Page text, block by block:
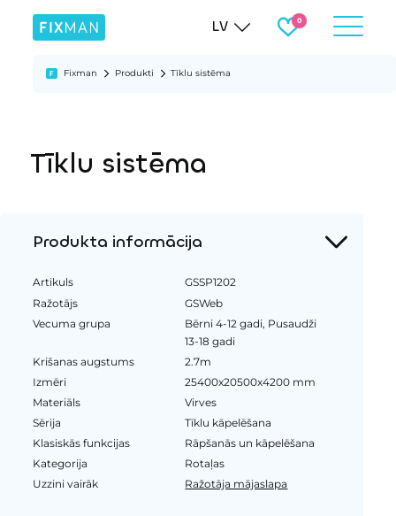
LV
Fixman Produkti Tīklu sistēma
Tīklu sistēma
Produkta informācija
Artikuls
GSSP1202
Ražotājs
GSWeb
Vecuma grupa
Bērni 4-12 gadi, Pusaudži
13-18 gadi
Krišanas augstums
2.7m
Izmēri
25400x20500x4200 mm
Materiāls
Virves
Sērija
Tīklu kāpelēšana
Klasiskās funkcijas
Rāpšanās un kāpelēšana
Kategorija
Rotaļas
Uzzini vairāk
Ražotāja mājaslapa